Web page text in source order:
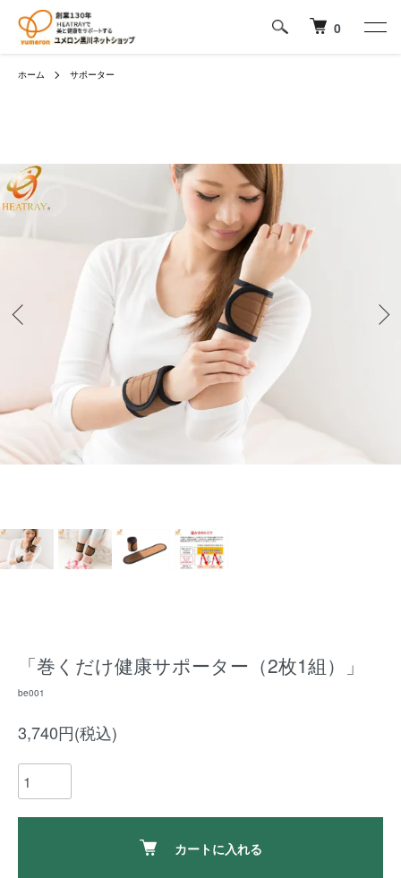
0
ホーム サポーター
「巻くだけ健康サポーター（2枚1組）」
be001
3,740円(税込)
カートに入れる